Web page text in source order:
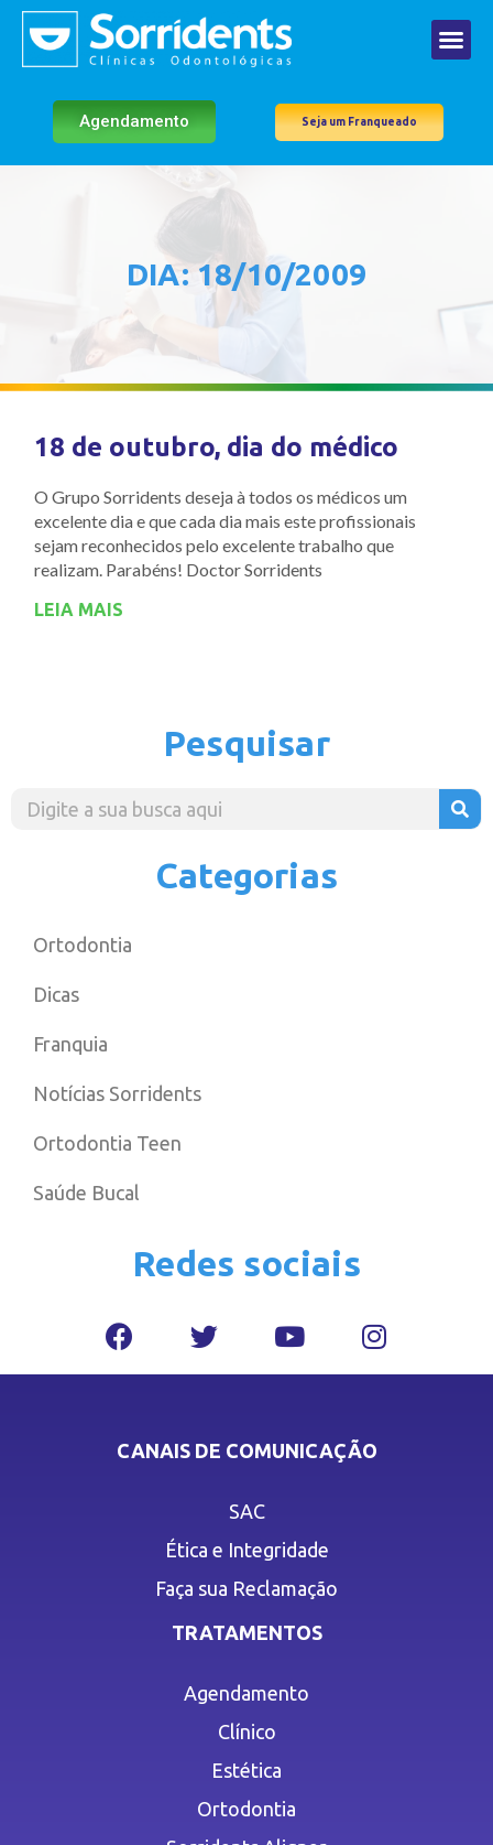
Agendamento Seja um Franqueado
DIA: 18/10/2009
18 de outubro, dia do médico
O Grupo Sorridents deseja à todos os médicos um
excelente dia e que cada dia mais este profissionais
sejam reconhecidos pelo excelente trabalho que
realizam. Parabéns! Doctor Sorridents
LEIA MAIS
Pesquisar
Categorias
Ortodontia
Dicas
Franquia
Notícias Sorridents
Ortodontia Teen
Saúde Bucal
Redes sociais
CANAIS DE COMUNICAÇÃO
SAC
Ética e Integridade
Faça sua Reclamação
TRATAMENTOS
Agendamento
Clínico
Estética
Ortodontia